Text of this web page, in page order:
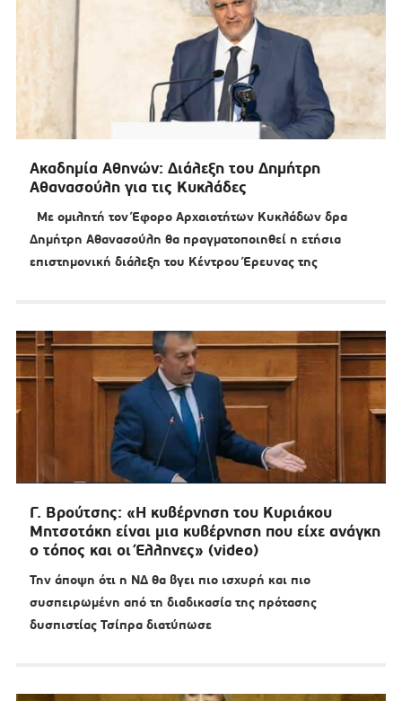
Ακαδημία Αθηνών: Διάλεξη του Δημήτρη
Αθανασούλη για τις Κυκλάδες
Με ομιλητή τον Έφορο Αρχαιοτήτων Κυκλάδων δρα
Δημήτρη Αθανασούλη θα πραγματοποιηθεί η ετήσια
επιστημονική διάλεξη του Κέντρου Έρευνας της
Γ. Βρούτσης: «Η κυβέρνηση του Κυριάκου
Μητσοτάκη είναι μια κυβέρνηση που είχε ανάγκη
ο τόπος και οι Έλληνες» (video)
Την άποψη ότι η ΝΔ θα βγει πιο ισχυρή και πιο
συσπειρωμένη από τη διαδικασία της πρότασης
δυσπιστίας Τσίπρα διατύπωσε